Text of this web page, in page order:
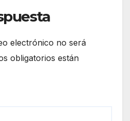
electrónico no será
obligatorios están